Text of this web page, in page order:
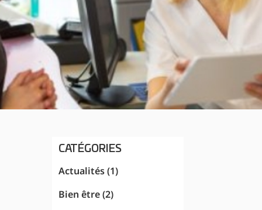
CATÉGORIES
Actualités(1)
Bien être(2)